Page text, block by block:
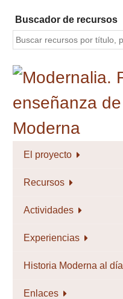
contenido
principal
Buscador de recursos
El proyecto
Recursos
Actividades
Experiencias
Historia Moderna al día
Enlaces